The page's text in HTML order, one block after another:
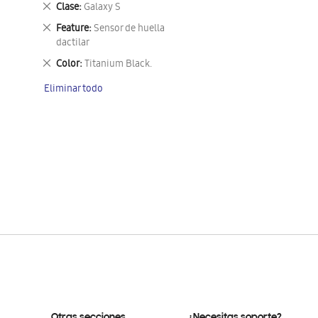
Clase Galaxy S
Eliminar
este
artículo
Feature Sensor de huella
dactilar
Eliminar
este
artículo
Color Titanium Black.
Eliminar
artículo
Eliminar todo